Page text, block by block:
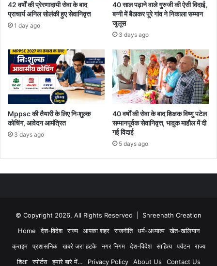
42 वर्षों की प्रेरणादायी सेवा के बाद
प्राचार्य अनिल सोलंकी हुए सेवानिवृत्त
1 day ago
40 साल पढ़ाने वाले गुरुजी की ऐसी विदाई,
बग्गी में बैठाकर पूरे गांव ने निकाला सम्मान
जुलूस
3 days ago
Mppsc की तैयारी के लिए निःशुल्क
कोचिंग, आवेदन आमंत्रित
3 days ago
40 वर्षों की सेवा के बाद शिक्षक विष्णु पटेल
सम्मानपूर्वक सेवानिवृत्त, भावुक माहौल में दी
गई विदाई
5 days ago
© Copyright 2026, All Rights Reserved | Shreenath Creation
Home
देश-विदेश राज्य आपका शहर राजनीति धर्म-अध्यात्म
खेत-खलियान
क्राइम
प्रशासनिक खबरे जरा हटके नगर निगम देश-विदेश साहित्य पर्यटन
राज्य
शिक्षा
स्पोर्टस हमारे बारे में… Privacy Policy About Us Contact Us